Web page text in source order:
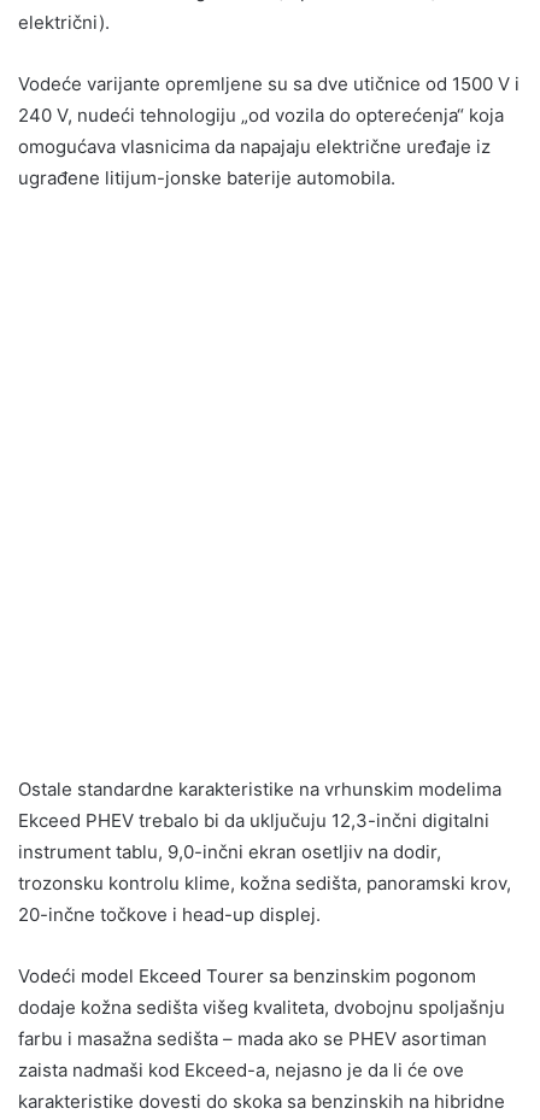
električni).
Vodeće varijante opremljene su sa dve utičnice od 1500 V i
240 V, nudeći tehnologiju „od vozila do opterećenja“ koja
omogućava vlasnicima da napajaju električne uređaje iz
ugrađene litijum-jonske baterije automobila.
Ostale standardne karakteristike na vrhunskim modelima
Ekceed PHEV trebalo bi da uključuju 12,3-inčni digitalni
instrument tablu, 9,0-inčni ekran osetljiv na dodir,
trozonsku kontrolu klime, kožna sedišta, panoramski krov,
20-inčne točkove i head-up displej.
Vodeći model Ekceed Tourer sa benzinskim pogonom
dodaje kožna sedišta višeg kvaliteta, dvobojnu spoljašnju
farbu i masažna sedišta – mada ako se PHEV asortiman
zaista nadmaši kod Ekceed-a, nejasno je da li će ove
karakteristike dovesti do skoka sa benzinskih na hibridne